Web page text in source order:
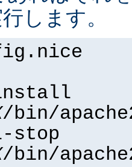
します。
/bin/
stop
/bin/